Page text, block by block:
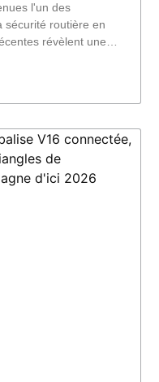
l'un des
sécurité routière en
révèlent une
forte hausse des